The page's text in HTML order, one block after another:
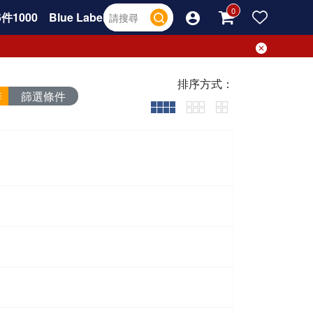
1000
Blue Label
篩選條件
排序方式：